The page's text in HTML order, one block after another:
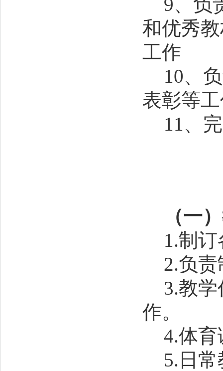
和优秀
工作
10、
表彰等
11、
（一
1.制
2.负
3.教
作。
4.体
5.日